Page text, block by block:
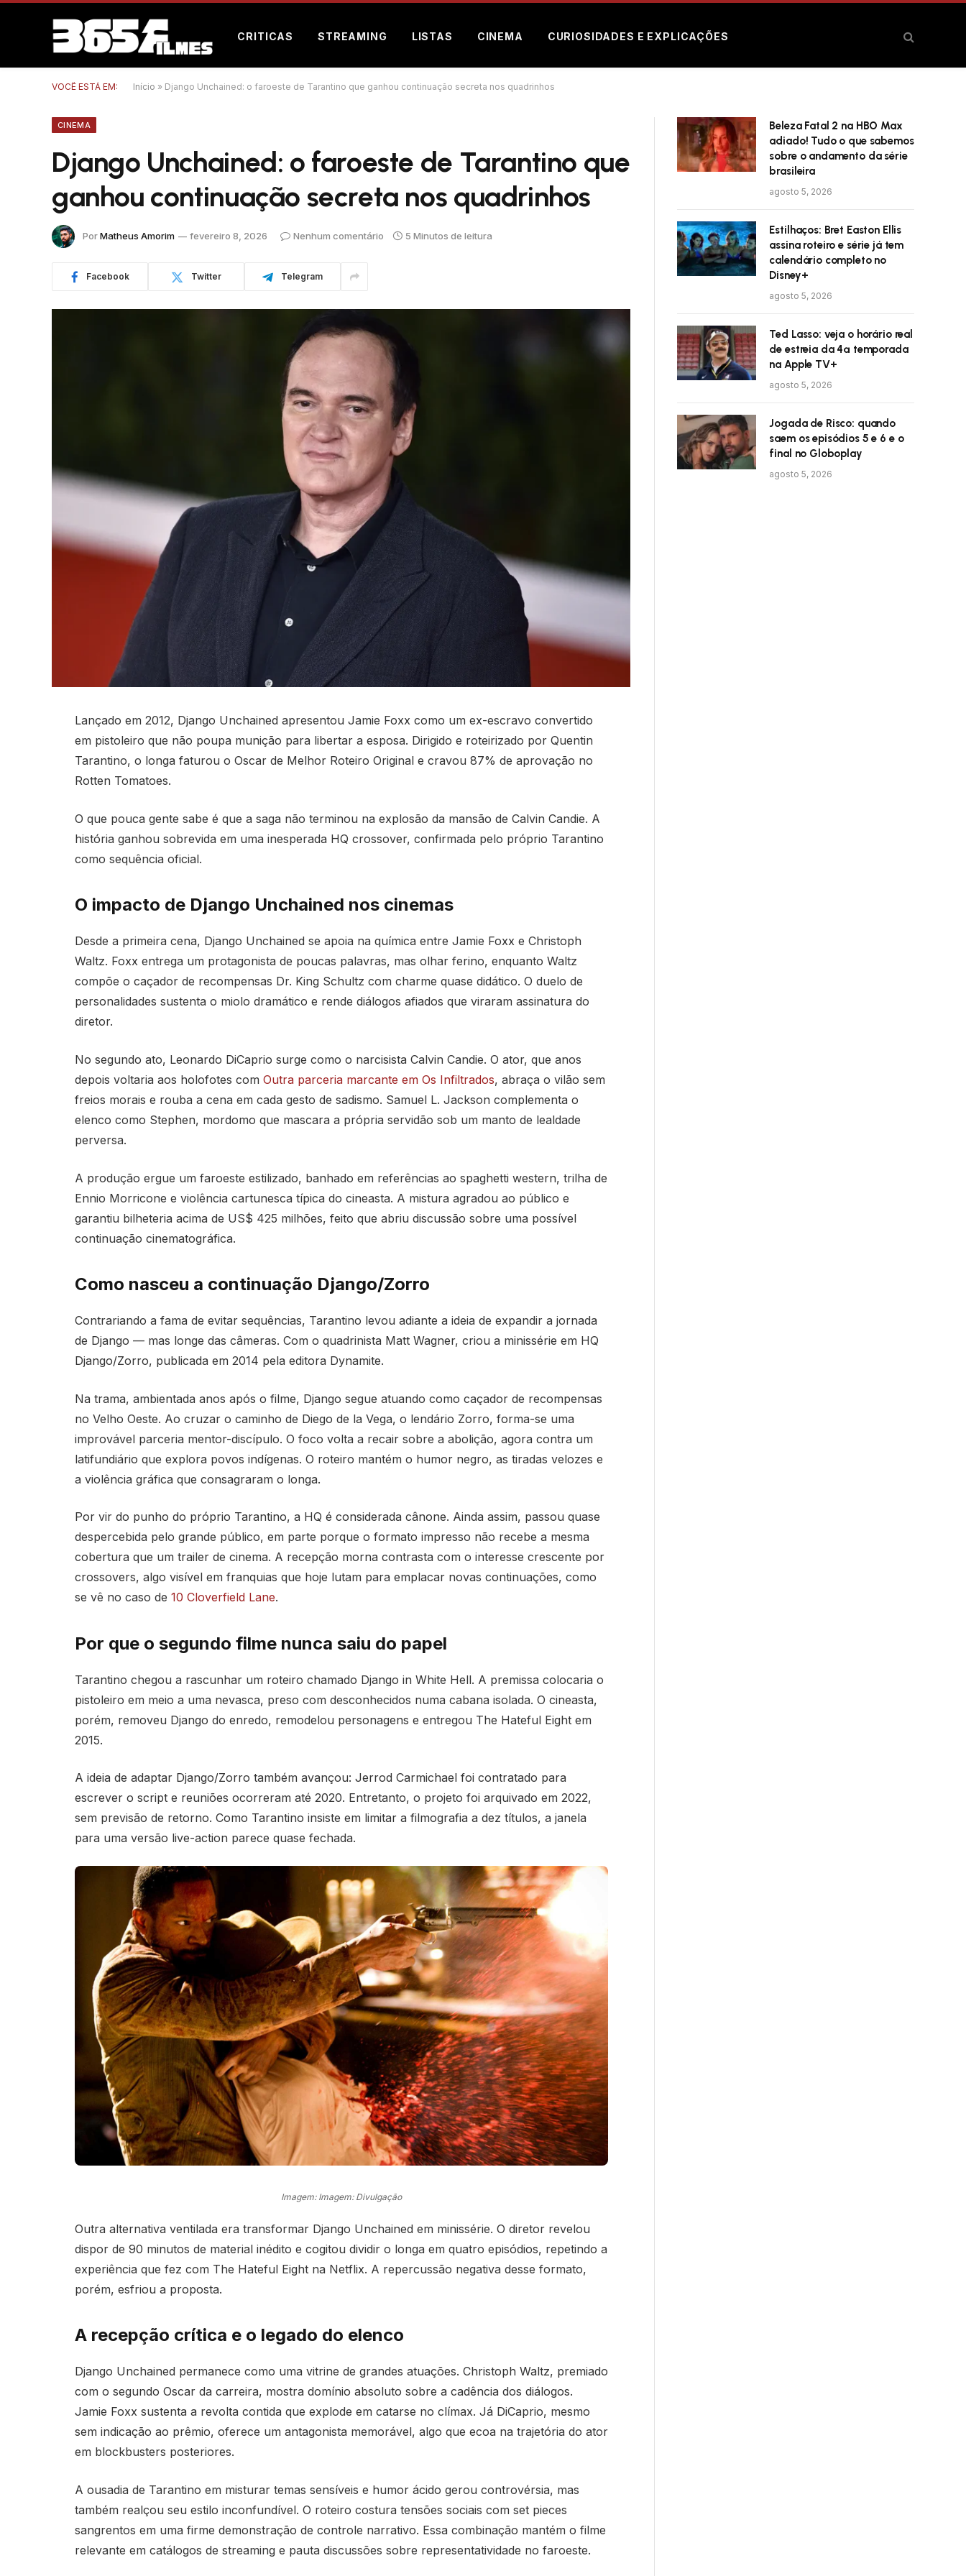
CRITICAS STREAMING LISTAS CINEMA CURIOSIDADES E EXPLICAÇÕES
VOCÊ ESTÁ EM: Início » Django Unchained: o faroeste de Tarantino que ganhou continuação secreta nos quadrinhos
CINEMA
Django Unchained: o faroeste de Tarantino que
ganhou continuação secreta nos quadrinhos
PorMatheus Amorim fevereiro 8, 2026 Nenhum comentário 5 Minutos de leitura
Facebook Twitter Telegram
Lançado em 2012, Django Unchained apresentou Jamie Foxx como um ex-escravo convertido
em pistoleiro que não poupa munição para libertar a esposa. Dirigido e roteirizado por Quentin
Tarantino, o longa faturou o Oscar de Melhor Roteiro Original e cravou 87% de aprovação no
Rotten Tomatoes.
O que pouca gente sabe é que a saga não terminou na explosão da mansão de Calvin Candie. A
história ganhou sobrevida em uma inesperada HQ crossover, confirmada pelo próprio Tarantino
como sequência oficial.
O impacto de Django Unchained nos cinemas
Desde a primeira cena, Django Unchained se apoia na química entre Jamie Foxx e Christoph
Waltz. Foxx entrega um protagonista de poucas palavras, mas olhar ferino, enquanto Waltz
compõe o caçador de recompensas Dr. King Schultz com charme quase didático. O duelo de
personalidades sustenta o miolo dramático e rende diálogos afiados que viraram assinatura do
diretor.
No segundo ato, Leonardo DiCaprio surge como o narcisista Calvin Candie. O ator, que anos
depois voltaria aos holofotes com Outra parceria marcante em Os Infiltrados, abraça o vilão sem
freios morais e rouba a cena em cada gesto de sadismo. Samuel L. Jackson complementa o
elenco como Stephen, mordomo que mascara a própria servidão sob um manto de lealdade
perversa.
A produção ergue um faroeste estilizado, banhado em referências ao spaghetti western, trilha de
Ennio Morricone e violência cartunesca típica do cineasta. A mistura agradou ao público e
garantiu bilheteria acima de US$ 425 milhões, feito que abriu discussão sobre uma possível
continuação cinematográfica.
Como nasceu a continuação Django/Zorro
Contrariando a fama de evitar sequências, Tarantino levou adiante a ideia de expandir a jornada
de Django — mas longe das câmeras. Com o quadrinista Matt Wagner, criou a minissérie em HQ
Django/Zorro, publicada em 2014 pela editora Dynamite.
Na trama, ambientada anos após o filme, Django segue atuando como caçador de recompensas
no Velho Oeste. Ao cruzar o caminho de Diego de la Vega, o lendário Zorro, forma-se uma
improvável parceria mentor-discípulo. O foco volta a recair sobre a abolição, agora contra um
latifundiário que explora povos indígenas. O roteiro mantém o humor negro, as tiradas velozes e
a violência gráfica que consagraram o longa.
Por vir do punho do próprio Tarantino, a HQ é considerada cânone. Ainda assim, passou quase
despercebida pelo grande público, em parte porque o formato impresso não recebe a mesma
cobertura que um trailer de cinema. A recepção morna contrasta com o interesse crescente por
crossovers, algo visível em franquias que hoje lutam para emplacar novas continuações, como
se vê no caso de 10 Cloverfield Lane.
Por que o segundo filme nunca saiu do papel
Tarantino chegou a rascunhar um roteiro chamado Django in White Hell. A premissa colocaria o
pistoleiro em meio a uma nevasca, preso com desconhecidos numa cabana isolada. O cineasta,
porém, removeu Django do enredo, remodelou personagens e entregou The Hateful Eight em
2015.
A ideia de adaptar Django/Zorro também avançou: Jerrod Carmichael foi contratado para
escrever o script e reuniões ocorreram até 2020. Entretanto, o projeto foi arquivado em 2022,
sem previsão de retorno. Como Tarantino insiste em limitar a filmografia a dez títulos, a janela
para uma versão live-action parece quase fechada.
Imagem: Imagem: Divulgação
Outra alternativa ventilada era transformar Django Unchained em minissérie. O diretor revelou
dispor de 90 minutos de material inédito e cogitou dividir o longa em quatro episódios, repetindo a
experiência que fez com The Hateful Eight na Netflix. A repercussão negativa desse formato,
porém, esfriou a proposta.
A recepção crítica e o legado do elenco
Django Unchained permanece como uma vitrine de grandes atuações. Christoph Waltz, premiado
com o segundo Oscar da carreira, mostra domínio absoluto sobre a cadência dos diálogos.
Jamie Foxx sustenta a revolta contida que explode em catarse no clímax. Já DiCaprio, mesmo
sem indicação ao prêmio, oferece um antagonista memorável, algo que ecoa na trajetória do ator
em blockbusters posteriores.
A ousadia de Tarantino em misturar temas sensíveis e humor ácido gerou controvérsia, mas
também realçou seu estilo inconfundível. O roteiro costura tensões sociais com set pieces
sangrentos em uma firme demonstração de controle narrativo. Essa combinação mantém o filme
relevante em catálogos de streaming e pauta discussões sobre representatividade no faroeste.
Beleza Fatal 2 na HBO Max
adiado! Tudo o que sabemos
sobre o andamento da série
brasileira
agosto 5, 2026
Estilhaços: Bret Easton Ellis
assina roteiro e série já tem
calendário completo no
Disney+
agosto 5, 2026
Ted Lasso: veja o horário real
de estreia da 4ª temporada
na Apple TV+
agosto 5, 2026
Jogada de Risco: quando
saem os episódios 5 e 6 e o
final no Globoplay
agosto 5, 2026